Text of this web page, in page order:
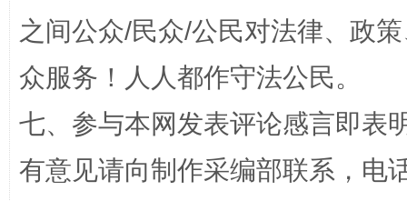
之间公众/民众/公民对法律、政
众服务！人人都作守法公民。
七、参与本网发表评论感言即表
有意见请向制作采编部联系，电